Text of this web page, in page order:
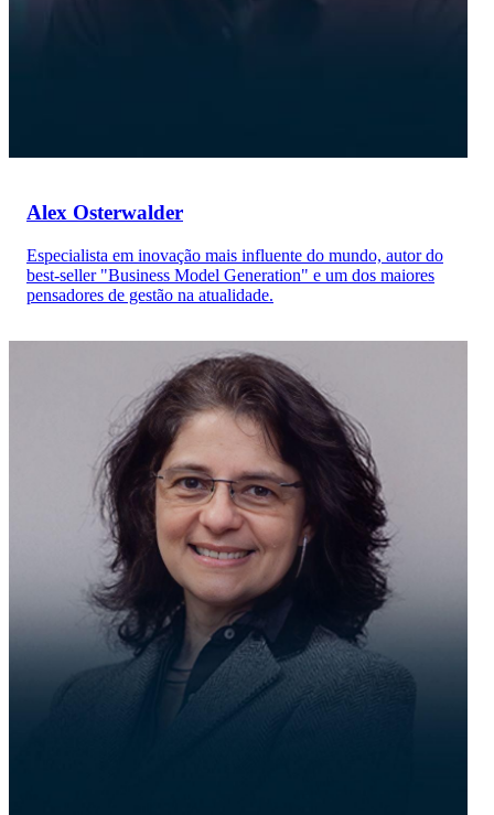
Alex Osterwalder
Especialista em inovação mais influente do mundo, autor do
best-seller "Business Model Generation" e um dos maiores
pensadores de gestão na atualidade.